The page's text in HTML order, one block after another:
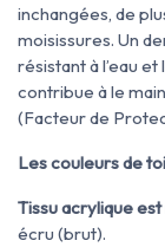
inchangées, de
moisissures. Un
résistant à l’eau
contribue à le
(Facteur de
Les couleurs de
Tissu acrylique est
écru (brut).